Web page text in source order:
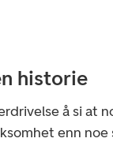
historie
å si at
enn noe